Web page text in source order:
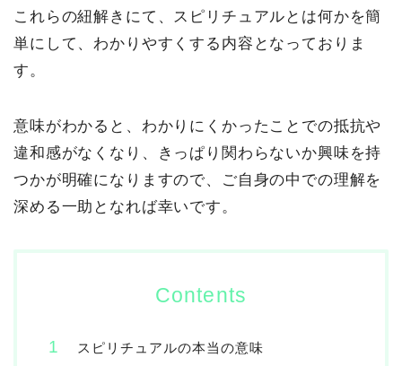
これらの紐解きにて、スピリチュアルとは何かを簡
単にして、わかりやすくする内容となっておりま
す。
意味がわかると、わかりにくかったことでの抵抗や
違和感がなくなり、きっぱり関わらないか興味を持
つかが明確になりますので、ご自身の中での理解を
深める一助となれば幸いです。
Contents
スピリチュアルの本当の意味